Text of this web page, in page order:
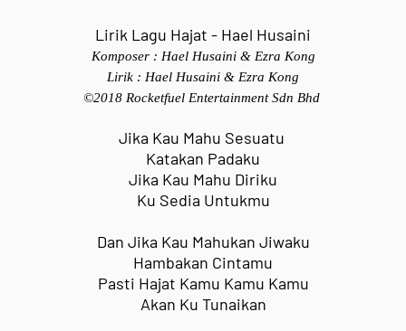
Lirik Lagu Hajat - Hael Husaini
Komposer : Hael Husaini & Ezra Kong
Lirik : Hael Husaini & Ezra Kong
©2018 Rocketfuel Entertainment Sdn Bhd
Jika Kau Mahu Sesuatu
Katakan Padaku
Jika Kau Mahu Diriku
Ku Sedia Untukmu
Dan Jika Kau Mahukan Jiwaku
Hambakan Cintamu
Pasti Hajat Kamu Kamu Kamu
Akan Ku Tunaikan